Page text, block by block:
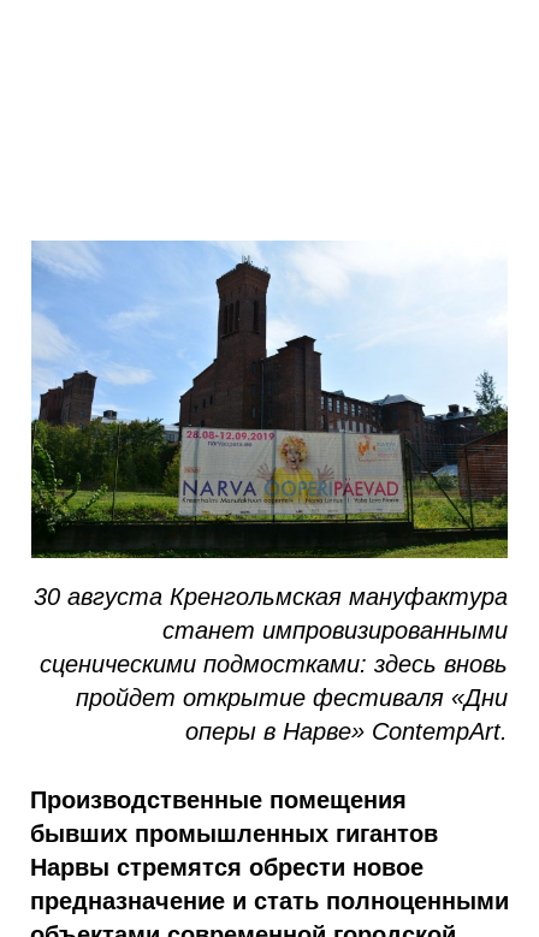
30 августа Кренгольмская мануфактура
станет импровизированными
сценическими подмостками: здесь вновь
пройдет открытие фестиваля «Дни
оперы в Нарве» ContempArt.
Производственные помещения
бывших промышленных гигантов
Нарвы стремятся обрести новое
предназначение и стать полноценными